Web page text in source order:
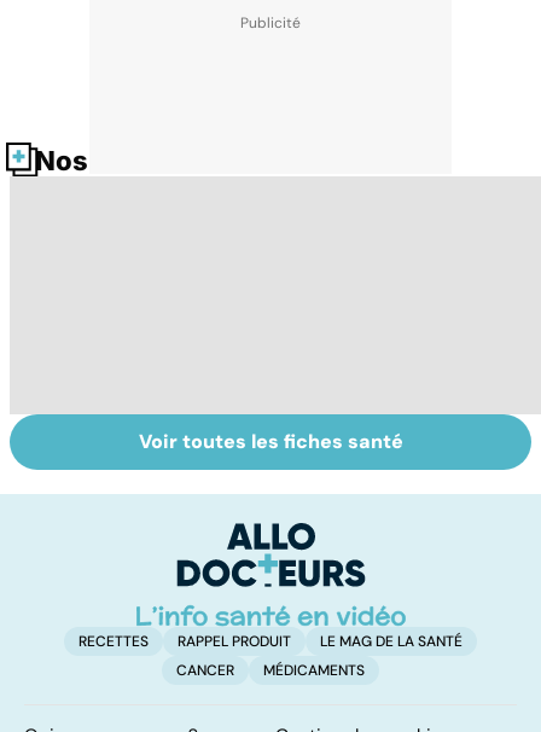
Nos fiches santé
Comment tenir
ses bonnes
Muscler ses
abdos pour
ventre plat
Voir toutes les fiches santé
RECETTES RAPPEL PRODUIT
LE MAG DE LA SANTÉ
CANCER
MÉDICAMENTS